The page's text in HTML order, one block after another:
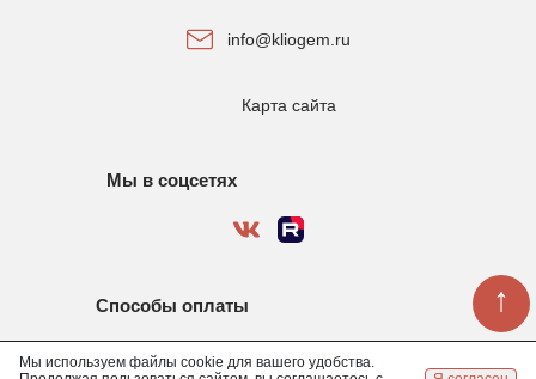
info@kliogem.ru
Карта сайта
Мы в соцсетях
Способы оплаты
Мы используем файлы cookie для вашего удобства.
↑